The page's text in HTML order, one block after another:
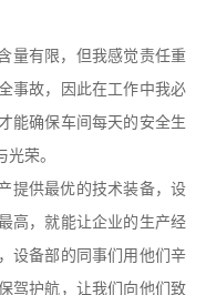
量有限，但我感觉责任重
事故，因此在工作中我必
能确保车间每天的安全生
荣。
提供最优的技术装备，设
高，就能让企业的生产经
设备部的同事们用他们辛
驾护航，让我们向他们致